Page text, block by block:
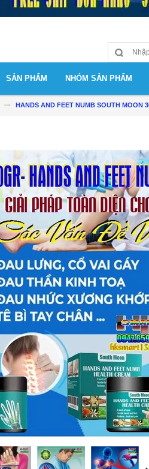
SẢN PHẨM NHÓM SẢN PHẨM
HANDS AND FEET NUMB SOUTH MOON